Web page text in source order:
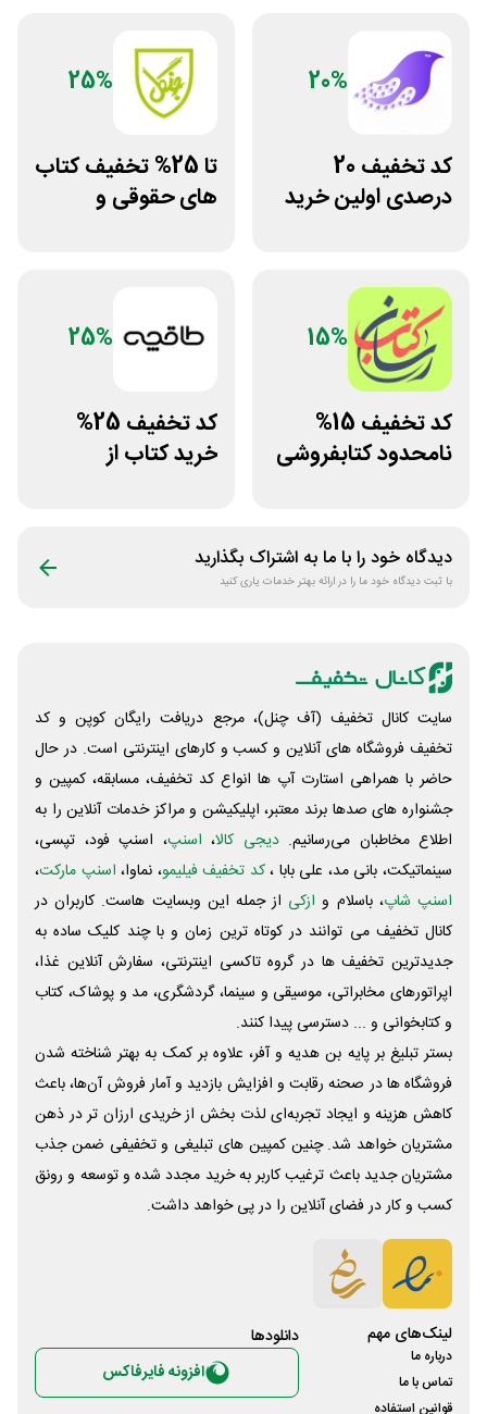
20%
کد تخفیف 20
درصدی اولین خرید
25%
تا 25% تخفیف کتاب
های حقوقی و
15%
کد تخفیف 15%
نامحدود کتابفروشی
25%
کد تخفیف 25%
خرید کتاب از
دیدگاه خود را با ما به اشتراک بگذارید
با ثبت دیدگاه خود ما را در ارائه بهتر خدمات یاری کنید
سایت کانال تخفیف (آف چنل)، مرجع دریافت رایگان کوپن و کد
تخفیف فروشگاه های آنلاین و کسب و‌ کارهای اینترنتی است. در حال
حاضر با همراهی استارت آپ ها انواع کد تخفیف، مسابقه، کمپین و
جشنواره های صدها برند معتبر، اپلیکیشن و مراکز خدمات آنلاین را به
اطلاع مخاطبان می‌رسانیم. دیجی کالا، اسنپ، اسنپ فود، تپسی،
سینماتیکت، بانی مد، علی‌ بابا ،کد تخفیف فیلیمو، نماوا، اسنپ مارکت،
اسنپ شاپ، باسلام و ازکی از جمله این وبسایت ‌هاست. کاربران در
کانال تخفیف می توانند در کوتاه ترین زمان و با چند کلیک ساده به
جدیدترین تخفیف ها در گروه تاکسی اینترنتی، سفارش آنلاین غذا،
اپراتورهای مخابراتی، موسیقی و سینما، گردشگری، مد و پوشاک، کتاب
و کتابخوانی و ... دسترسی پیدا کنند.
بستر تبلیغ بر پایه بن هدیه و آفر، علاوه بر کمک به بهتر شناخته شدن
فروشگاه ها در صحنه رقابت و افزایش بازدید و آمار فروش آن‌ها، باعث
کاهش هزینه و ایجاد تجربه‌ای لذت بخش از خریدی ارزان تر در ذهن
مشتریان خواهد شد. چنین کمپین های تبلیغی و تخفیفی ضمن جذب
مشتریان جدید باعث ترغیب کاربر به خرید مجدد شده و توسعه و رونق
کسب و کار در فضای آنلاین را در پی خواهد داشت.
لینک‌های مهم
درباره ما
تماس با ما
قوانین استفاده
دانلود‌ها
افزونه فایرفاکس